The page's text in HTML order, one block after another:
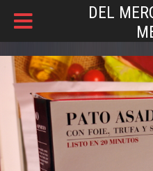
DEL